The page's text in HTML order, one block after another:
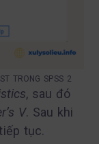
TRONG SPSS 2
, sau đó
V. Sau khi
tục.